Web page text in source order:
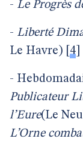
- Le Progrès
- Liberté
Le Havre) 4
-
Publicateur
l’Eure(Le
L’Orne